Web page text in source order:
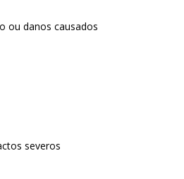
ou danos causados
severos